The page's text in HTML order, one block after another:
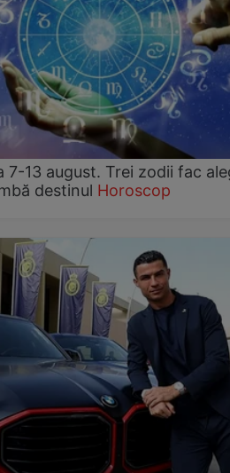
7-13 august. Trei zodii fac
destinul Horoscop